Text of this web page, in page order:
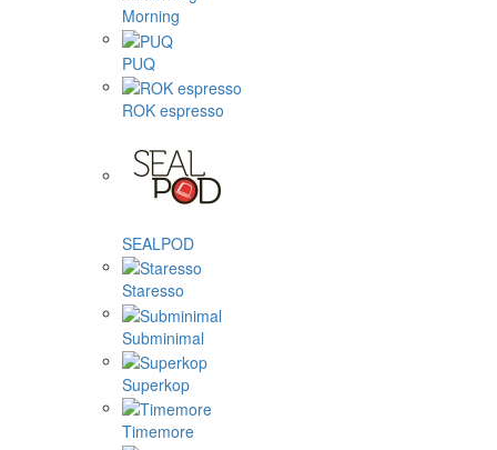
Morning
PUQ
ROK espresso
SEALPOD
Staresso
Subminimal
Superkop
Timemore